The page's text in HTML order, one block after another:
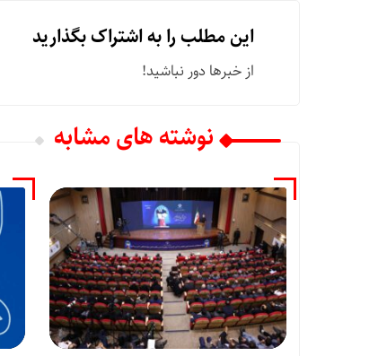
این مطلب را به اشتراک بگذارید
از خبرها دور نباشید!
نوشته های مشابه